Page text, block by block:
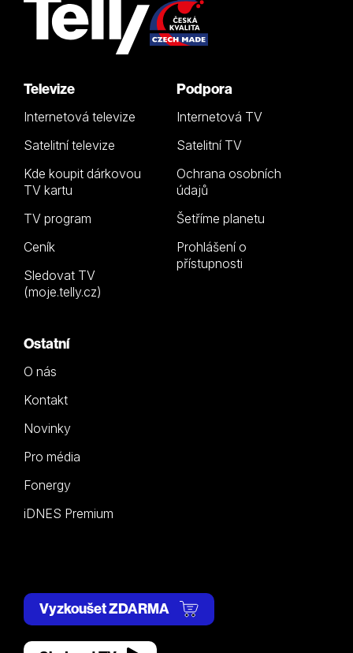
Televize
Internetová televize
Satelitní televize
Kde koupit dárkovou
TV kartu
TV program
Ceník
Sledovat TV
(moje.telly.cz)
Podpora
Internetová TV
Satelitní TV
Ochrana osobních
údajů
Šetříme planetu
Prohlášení o
přístupnosti
Ostatní
O nás
Kontakt
Novinky
Pro média
Fonergy
iDNES Premium
Vyzkoušet ZDARMA